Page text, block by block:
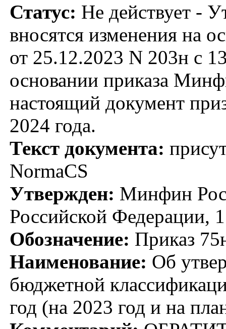
Статус: Не действует -
вносятся изменения на
от 25.12.2023 N 203н с
основании приказа
настоящий документ
2024 года.
Текст документа:
NormaCS
Утвержден: Минфин
Российской Федерации,
Обозначение: Приказ
Наименование: Об
бюджетной
год (на 2023 год и на